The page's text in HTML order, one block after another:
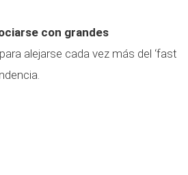
con grandes
alejarse cada vez más del ‘fast